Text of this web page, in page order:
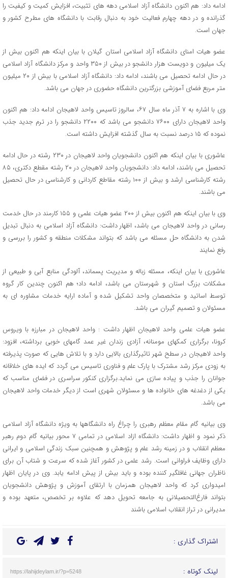
ادامه داد: هم اکنون دانشگاه آزاد اسلامی دهه های تثبیت، افزایش کمیت و کیفیت را
گذرانده و در دهه چهارم فعالیت خود به دنبال رقابت با دانشگاه های مطرح کشور و
جهان است.
عضو هیات امنای دانشگاه آزاد اسلامی استان گیلان با بیان اینکه هم اکنون بیش از
یک میلیون و دویست هزار دانشجو در بیش از ۳۵۰ واحد و مرکز دانشگاه آزاد اسلامی
در حال ادامه تحصیل می باشند، ادامه داد: دانشگاه آزاد اسلامی با بیش از ۲۰ میلیون
متر مربع فضای آموزشی بزرگترین دانشگاه حضوری در جهان می باشد.
وی با اشاره به ۷ آذر ماه سال ۶۷، سالروز تاسیس واحد لاهیجان ادامه داد: هم اکنون
واحد لاهیجان دارای ۷۶۰۰ دانشجو می باشد که ۲۲۰۰ دانشجو را در ترم جدید جذب
نموده که ۱۵ درصد نسبت به سال گذشته افزایش داشته است.
عاشوری با بیان اینکه هم اکنون دانشجویان واحد لاهیجان در ۲۳۰ رشته در حال ادامه
تحصیل می باشند، ادامه داد: دانشجویان واحد لاهیجان در ۲۰ رشته مقطع دکتری، ۸۵
رشته کارشناسی ارشد و بیش از ۱۰۰ رشته مقاطع کاردانی و کارشناسی در حال تحصیل
می باشند.
وی با بیان اینکه هم اکنون بیش از ۲۰۰ عضو هیات علمی و ۱۵۵ کارمند در حال خدمت
رسانی در واحد لاهیجان می باشد، اظهار داشت: دانشگاه آزاد اسلامی به دنبال تبدیل
شدن به دانشگاه حل مسئله می باشد که بتواند مشکلات منطقه و کشور را بررسی و
رفع نمایند
عاشوری با بیان اینکه، مسئله زباله و مدیریت پسماند، آلودگی منابع آبی و طبیعی از
مشکلات بزرگ استان و شهرستان می باشد، ادامه داد؛ هم اکنون چندین کار گروه
توسط اساتید و متخصصان واحد تشکیل شده و آماده ارایه خدمات مشاوره ای به
مسئولان و تصمیم گیران می باشد.
عضو هیات علمی واحد لاهیجان اظهار داشت : واحد لاهیجان در مبارزه با ویروس
کرونا، برگزاری کمکهای مومنانه، آزادی زندان غیر عمد گامهای خوبی برداشته، افزود:
واحد لاهیجان در سطح شهر تاثیرگذاری بالایی دارد و با تلاش هایی که صورت پذیرفته
به زودی مرکز رشد مشترک با پارک علم و فناوری تاسیس می گردد که ایده های خلاقانه
جوانان را جذب و پیاده سازی می نماید.برگزاری کنکور سراسری در فضای مناسب که
یکی از دغدغه های خانواده ها و مسئولان شهری است از دیگر خدمات واحد لاهیجان
می باشد.
وی بیانیه گام مقام معظم رهبری را چراغ راه دانشگاهها به ویژه دانشگاه آزاد اسلامی
ذکر نمود و اظهار داشت: دانشگاه ازاد اسلامی در تمامی ۷ محور بیانیه گام دوم رهبر
معظم انقلاب و در زمینه رشد علم و پژوهش و همچنین سبک زندگی اسلامی و ایرانی
دارای وظایف فراوانی است. رشد علمی در کشور آغاز شده که سرعت و شتاب آن برای
ناظران جهانی غافلگیر کننده بوده و باید بیش از پیش ادامه یابد. وی در پایان اظهار
امیدواری کرد که واحد لاهیجان همزمان با ارتقای آموزش و پژوهش دانشجویان
بتواند فارغ‌التحصیلانی به جامعه تحویل دهد که علاوه بر تخصص، متعهد بوده و
مدیرانی در تراز انقلاب اسلامی باشند
اشتراک گذاری :
لینک کوتاه : https://lahijdeylam.ir/?p=5248